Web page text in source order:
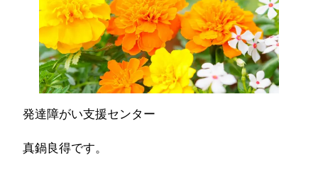
発達障がい支援センター
真鍋良得です。